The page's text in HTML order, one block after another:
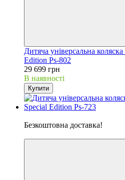
Дитяча універсальна
Edition Ps-802
29 699 грн
В наявності
Купити
Безкоштовна доставка!